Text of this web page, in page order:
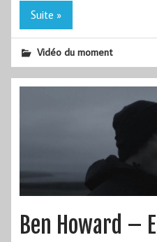
Suite »
Vidéo du moment
Ben Howard –